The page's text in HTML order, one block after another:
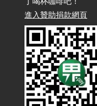
雜談：生活小技巧之用魔鬼
/ Talk: Use Velcro to
AdGuard Home不只是拿來
Home Is More Than Just an
進入贊助捐款網頁